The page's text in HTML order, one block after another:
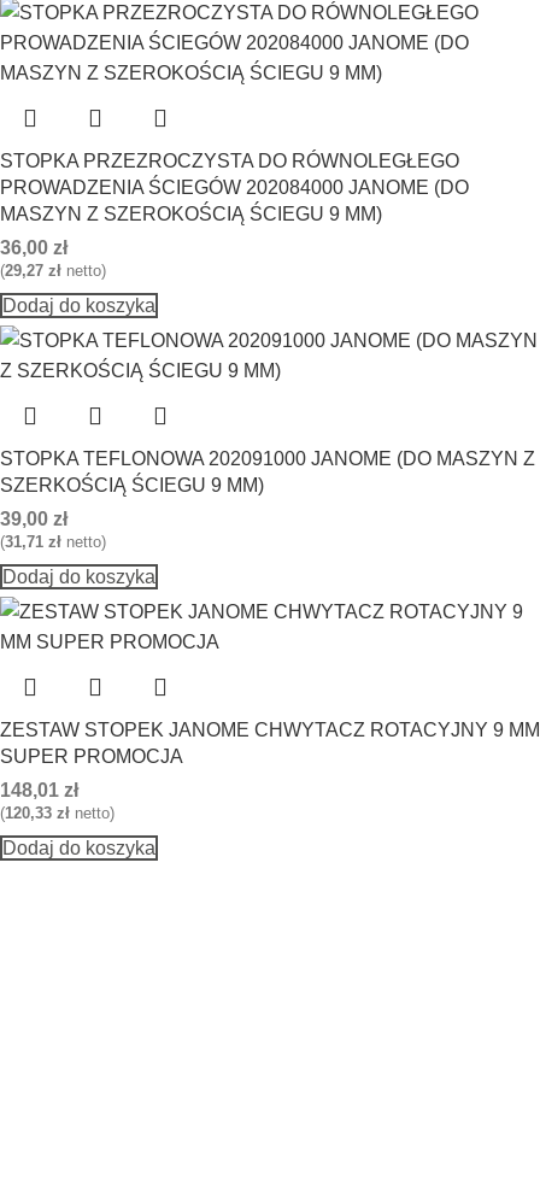
STOPKA PRZEZROCZYSTA DO RÓWNOLEGŁEGO
PROWADZENIA ŚCIEGÓW 202084000 JANOME (DO
MASZYN Z SZEROKOŚCIĄ ŚCIEGU 9 MM)
36,00 zł
(29,27 zł netto)
Dodaj do koszyka
STOPKA TEFLONOWA 202091000 JANOME (DO MASZYN Z
SZERKOŚCIĄ ŚCIEGU 9 MM)
39,00 zł
(31,71 zł netto)
Dodaj do koszyka
ZESTAW STOPEK JANOME CHWYTACZ ROTACYJNY 9 MM
SUPER PROMOCJA
148,01 zł
(120,33 zł netto)
Dodaj do koszyka